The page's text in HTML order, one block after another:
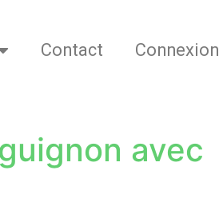
Contact Connexion
avec